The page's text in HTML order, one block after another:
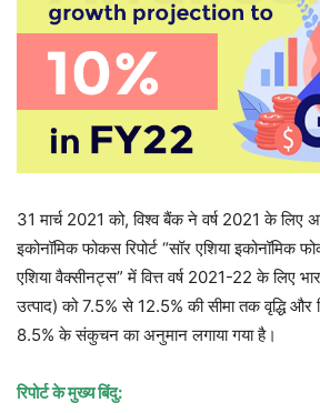
31 मार्च 2021 को, विश्व बैंक ने वर्ष 2021 के लिए
इकोनॉमिक फोकस रिपोर्ट “सॉर एशिया इकोनॉमिक
एशिया वैक्सीनट्स” में वित्त वर्ष 2021-22 के लिए
उत्पाद) को 7.5% से 12.5% की सीमा तक वृद्धि और
8.5% के संकुचन का अनुमान लगाया गया है।
रिपोर्ट के मुख्य बिंदु: